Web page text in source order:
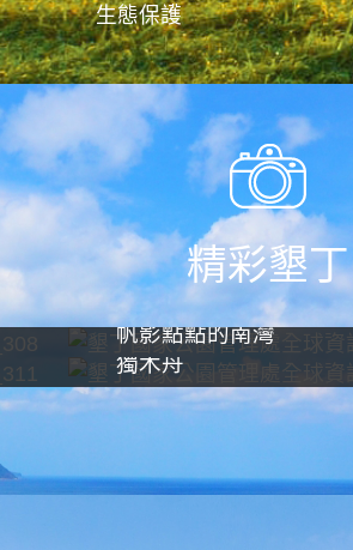
生態保護
精彩墾丁
帆影點點的南灣
獨木舟